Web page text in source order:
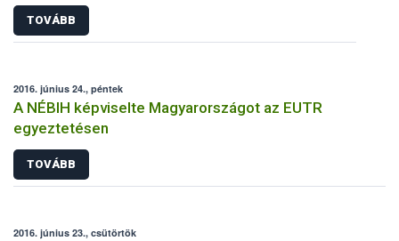
TOVÁBB
2016. június 24., péntek
A NÉBIH képviselte Magyarországot az EUTR
egyeztetésen
TOVÁBB
2016. június 23., csütörtök